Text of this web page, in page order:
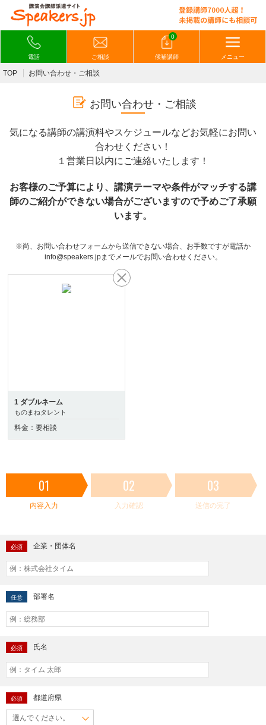
電話 ご相談
0
候補講師 メニュー
TOP お問い合わせ・ご相談
お問い合わせ・ご相談
気になる講師の講演料やスケジュールなどお気軽にお問い
合わせください！
１営業日以内にご連絡いたします！
お客様のご予算により、講演テーマや条件がマッチする講
師のご紹介ができない場合がございますので予めご了承願
います。
※尚、お問い合わせフォームから送信できない場合、お手数ですが電話か
info@speakers.jpまでメールでお問い合わせください。
1 ダブルネーム
ものまねタレント
料金：要相談
01
内容入力
02
入力確認
03
送信の完了
必須 企業・団体名
任意 部署名
必須 氏名
必須 都道府県